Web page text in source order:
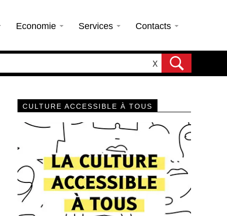
Economie Services Contacts
X
CULTURE ACCESSIBLE À TOUS